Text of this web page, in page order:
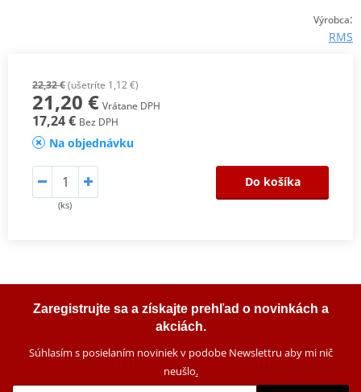
Výrobca:
RMS
22,32 €(ušetríte 1,12 €)
21,20 € Vrátane DPH
17,24 € Bez DPH
Na objednávku
(ks)
Do košíka
Zaregistrujte sa a získajte prehľad o novinkách a
akciách.
Súhlasím s posielaním noviniek v podobe Newslettru aby mi nič
neušlo.